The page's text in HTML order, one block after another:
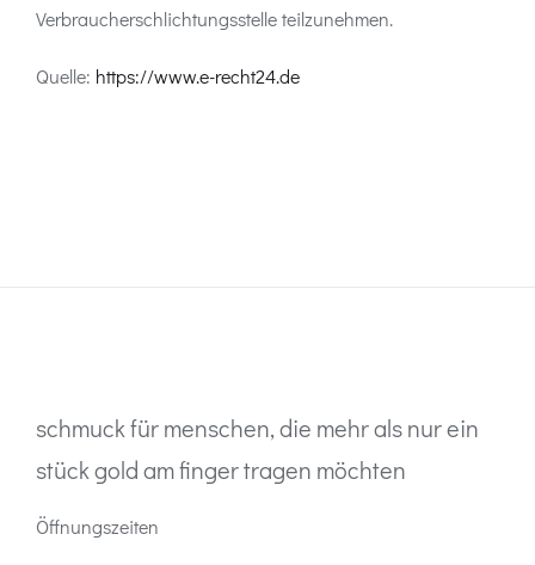
Verbraucherschlichtungsstelle teilzunehmen.
Quelle: https://www.e-recht24.de
schmuck für menschen, die mehr als nur ein
stück gold am finger tragen möchten
Öffnungszeiten